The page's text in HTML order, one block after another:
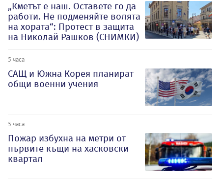
„Кметът е наш. Оставете го да
работи. Не подменяйте волята
на хората“: Протест в защита
на Николай Рашков (СНИМКИ)
5 часа
САЩ и Южна Корея планират
общи военни учения
5 часа
Пожар избухна на метри от
първите къщи на хасковски
квартал